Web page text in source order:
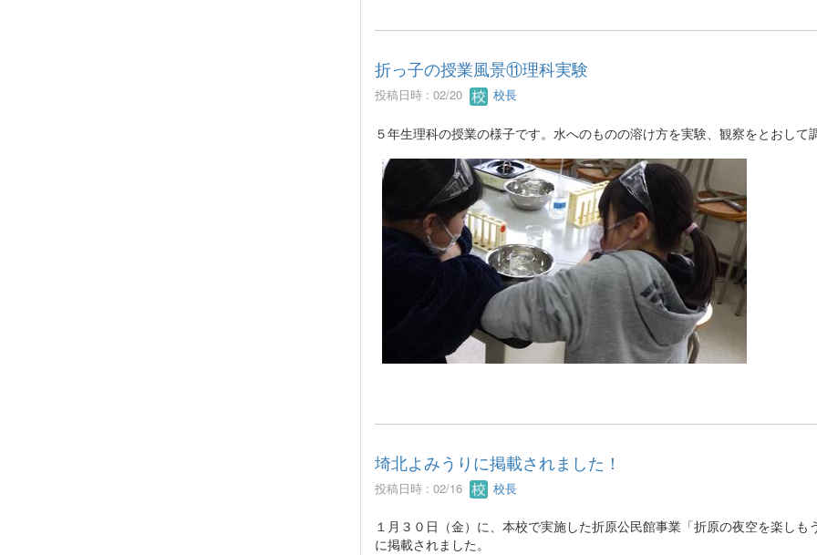
折っ子の授業風景⑪理科実験
投稿日時 : 02/20 校長
５年生理科の授業の様子です。水へのものの溶け方を実験、観察をとおして
埼北よみうりに掲載されました！
投稿日時 : 02/16 校長
１月３０日（金）に、本校で実施した折原公民館事業「折原の夜空を楽し
に掲載されました。